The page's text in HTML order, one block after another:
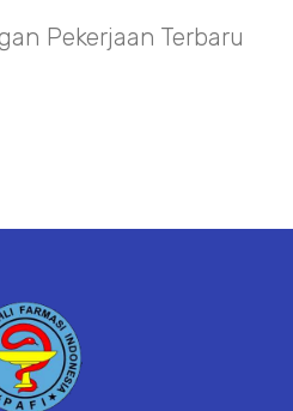
Pekerjaan Terbaru